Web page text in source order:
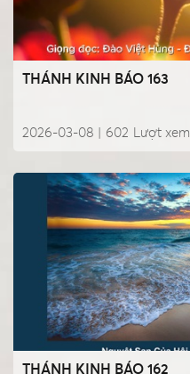
THÁNH KINH BÁO 163
2026-03-08 | Lượt xem
602
THÁNH KINH BÁO 162